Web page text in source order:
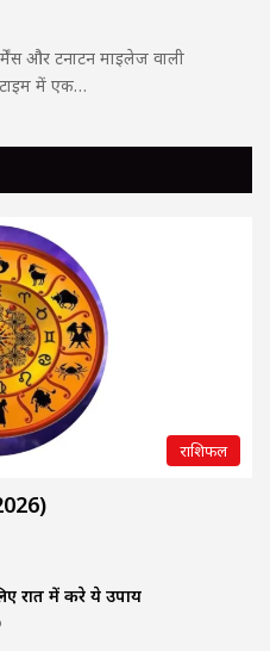
और टनाटन माइलेज वाली
में एक…
राशिफल
रात में करे ये उपाय